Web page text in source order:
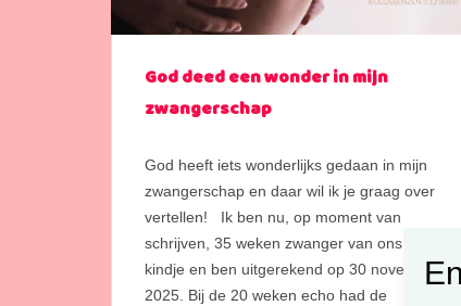
God deed een wonder in mijn
zwangerschap
God heeft iets wonderlijks gedaan in mijn
zwangerschap en daar wil ik je graag over
vertellen! Ik ben nu, op moment van
schrijven, 35 weken zwanger van ons tweede
kindje en ben uitgerekend op 30 november
2025. Bij de 20 weken echo had de